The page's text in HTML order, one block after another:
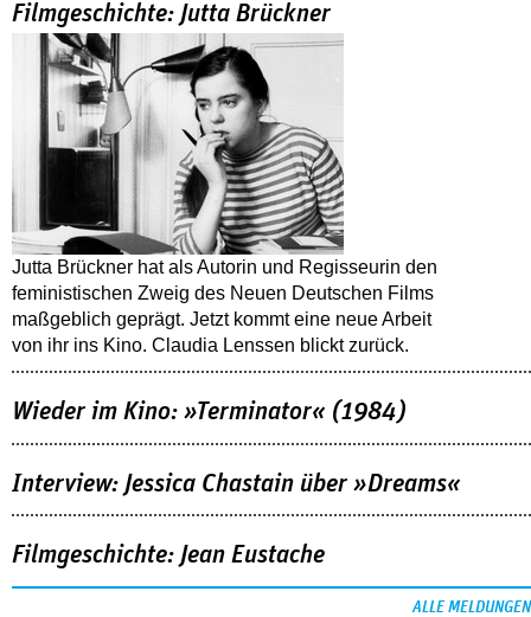
Filmgeschichte: Jutta Brückner
Jutta Brückner hat als Autorin und Regisseurin den
feministischen Zweig des Neuen Deutschen Films
maßgeblich geprägt. Jetzt kommt eine neue Arbeit
von ihr ins Kino. Claudia Lenssen blickt zurück.
Wieder im Kino: »Terminator« (1984)
Interview: Jessica Chastain über »Dreams«
Filmgeschichte: Jean Eustache
ALLE MELDUNGEN